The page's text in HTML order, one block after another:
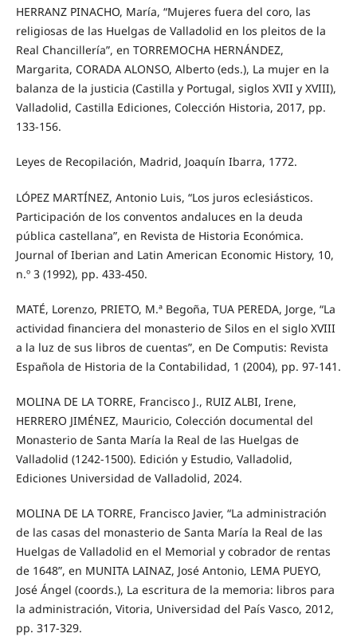
HERRANZ PINACHO, María, “Mujeres fuera del coro, las
religiosas de las Huelgas de Valladolid en los pleitos de la
Real Chancillería”, en TORREMOCHA HERNÁNDEZ,
Margarita, CORADA ALONSO, Alberto (eds.), La mujer en la
balanza de la justicia (Castilla y Portugal, siglos XVII y XVIII),
Valladolid, Castilla Ediciones, Colección Historia, 2017, pp.
133-156.
Leyes de Recopilación, Madrid, Joaquín Ibarra, 1772.
LÓPEZ MARTÍNEZ, Antonio Luis, “Los juros eclesiásticos.
Participación de los conventos andaluces en la deuda
pública castellana”, en Revista de Historia Económica.
Journal of Iberian and Latin American Economic History, 10,
n.º 3 (1992), pp. 433-450.
MATÉ, Lorenzo, PRIETO, M.ª Begoña, TUA PEREDA, Jorge, “La
actividad financiera del monasterio de Silos en el siglo XVIII
a la luz de sus libros de cuentas”, en De Computis: Revista
Española de Historia de la Contabilidad, 1 (2004), pp. 97-141.
MOLINA DE LA TORRE, Francisco J., RUIZ ALBI, Irene,
HERRERO JIMÉNEZ, Mauricio, Colección documental del
Monasterio de Santa María la Real de las Huelgas de
Valladolid (1242-1500). Edición y Estudio, Valladolid,
Ediciones Universidad de Valladolid, 2024.
MOLINA DE LA TORRE, Francisco Javier, “La administración
de las casas del monasterio de Santa María la Real de las
Huelgas de Valladolid en el Memorial y cobrador de rentas
de 1648”, en MUNITA LAINAZ, José Antonio, LEMA PUEYO,
José Ángel (coords.), La escritura de la memoria: libros para
la administración, Vitoria, Universidad del País Vasco, 2012,
pp. 317-329.